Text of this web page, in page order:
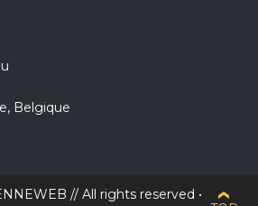
Belgique
// All rights reserved •